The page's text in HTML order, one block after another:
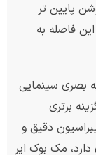
پایین تر
فاصله به
بصری سینمایی
برتری
دقیق و
مک بوک ایر